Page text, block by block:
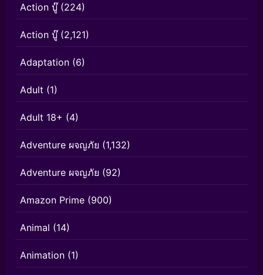
Action บู๊(224)
Action บู๊(2,121)
Adaptation (6)
Adult (1)
Adult 18+ (4)
Adventure ผจญภัย (1,132)
Adventure ผจญภัย (92)
Amazon Prime (900)
Animal (14)
Animation (1)